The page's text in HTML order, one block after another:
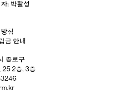
: 박활성
침
금 안내
종로구
25 2층, 3층